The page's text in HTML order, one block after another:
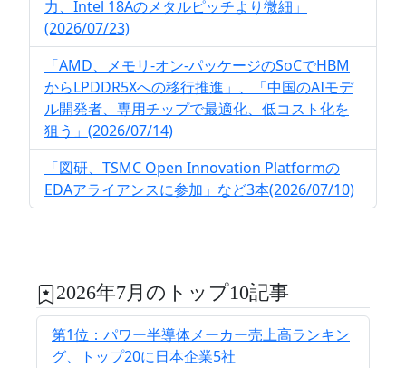
力、Intel 18Aのメタルピッチより微細」
(2026/07/23)
「AMD、メモリ-オン-パッケージのSoCでHBM
からLPDDR5Xへの移行推進」、「中国のAIモデ
ル開発者、専用チップで最適化、低コスト化を
狙う」(2026/07/14)
「図研、TSMC Open Innovation Platformの
EDAアライアンスに参加」など3本(2026/07/10)
2026年7月のトップ10記事
第1位：パワー半導体メーカー売上高ランキン
グ、トップ20に日本企業5社